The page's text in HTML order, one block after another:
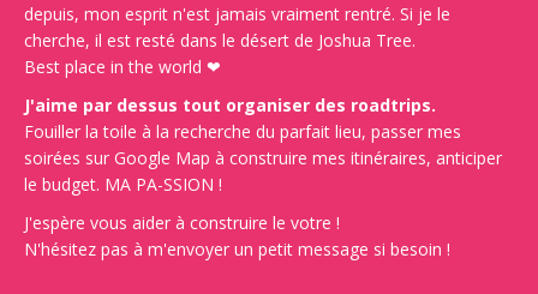
depuis, mon esprit n'est jamais vraiment rentré. Si je le
cherche, il est resté dans le désert de Joshua Tree.
Best place in the world ❤
J'aime par dessus tout organiser des roadtrips.
Fouiller la toile à la recherche du parfait lieu, passer mes
soirées sur Google Map à construire mes itinéraires, anticiper
le budget. MA PA-SSION !
J'espère vous aider à construire le votre !
N'hésitez pas à m'envoyer un petit message si besoin !